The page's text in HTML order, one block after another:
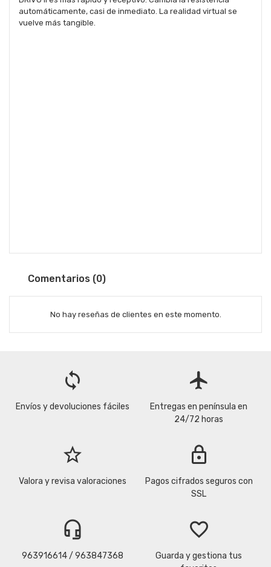
automáticamente, casi de inmediato. La realidad virtual se
vuelve más tangible.
Comentarios (0)
No hay reseñas de clientes en este momento.
loop
Envíos y devoluciones fáciles
flight
Entregas en península en
24/72 horas
star_border
Valora y revisa valoraciones
lock
Pagos cifrados seguros con
SSL
headset_mic
963916614 / 963847368
favorite_border
Guarda y gestiona tus